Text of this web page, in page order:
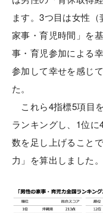
ます。3つ目は女性
家事・育児時間」を
事・育児参加による
参加して幸せを感じ
た。
これら4指標5項目
ランキングし、1位
数を足し上げること
力」を算出しました。